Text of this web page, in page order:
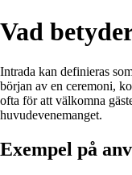
Vad
Intrada kan definieras
början av en ceremoni,
ofta för att välkomna
huvudevenemanget.
Exempel på